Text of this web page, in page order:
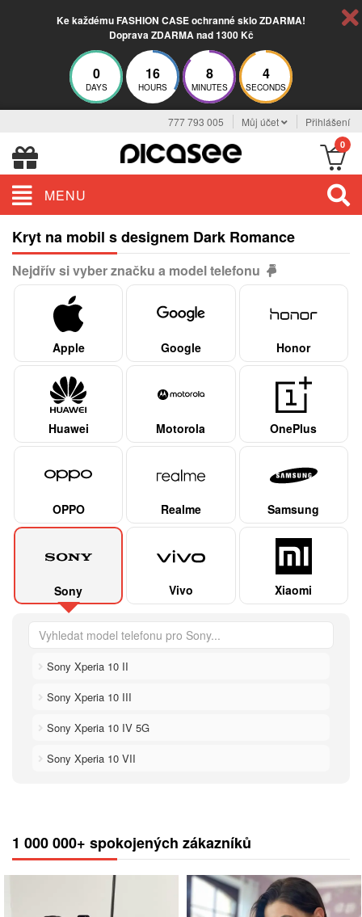
Ke každému FASHION CASE ochranné sklo ZDARMA!
Doprava ZDARMA nad 1300 Kč
0
DAYS
16
HOURS
8
MINUTES
3
SECONDS
777 793 005 Můj účet Přihlášení
0
MENU
Kryt na mobil s designem Dark Romance
Nejdřív si vyber značku a model telefonu
Apple Google Honor
Huawei Motorola OnePlus
OPPO Realme Samsung
Sony Vivo Xiaomi
Sony Xperia 10 II
Sony Xperia 10 III
Sony Xperia 10 IV 5G
Sony Xperia 10 VII
1 000 000+ spokojených zákazníků